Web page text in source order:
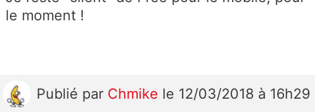
le moment !
Publié par Chmike le 12/03/2018 à 16h29